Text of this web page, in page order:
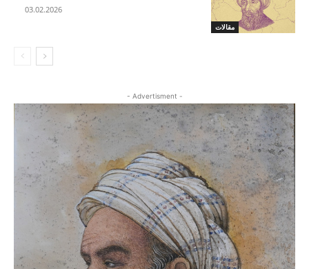
مقالات
03.02.2026
- Advertisment -